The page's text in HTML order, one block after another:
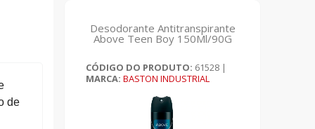
de
Desodorante Antitranspirante
Above Teen Boy 150Ml/90G
CÓDIGO DO PRODUTO: 61528 |
MARCA: BASTON INDUSTRIAL